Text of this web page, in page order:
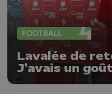
FOOTBALL
Lavalée de
J'avais un